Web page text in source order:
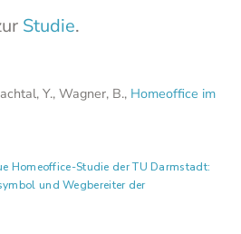
Studie.
Y., Wagner, B., Homeoffice im
Homeoffice-Studie der TU Darmstadt:
und Wegbereiter der